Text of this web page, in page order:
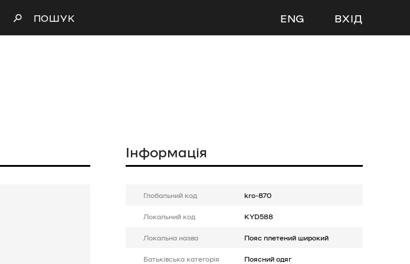
ПОШУК ENG ВХІД
Інформація
Глобальний код kro-870
Локальний код KYD588
Локальна назва Пояс плетений широкий
Батькiвська категорія Поясний одяг